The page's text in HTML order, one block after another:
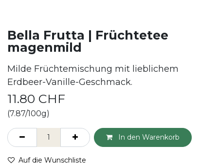
Bella Frutta | Früchtetee
magenmild
Milde Früchtemischung mit lieblichem
Erdbeer-Vanille-Geschmack.
11.80 CHF
(7.87/100g)
In den Warenkorb
Auf die Wunschliste